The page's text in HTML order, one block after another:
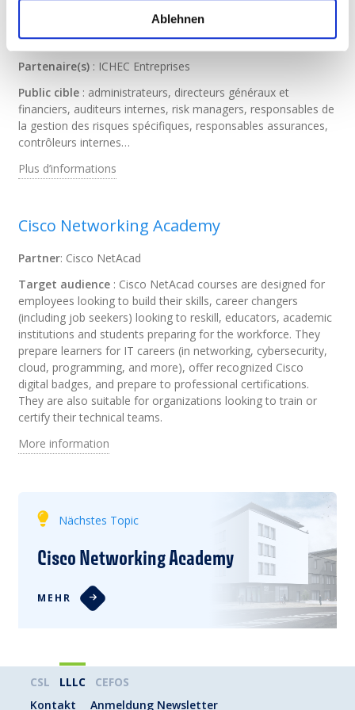
Ablehnen
Risk Management
Partenaire(s) : ICHEC Entreprises
Public cible : administrateurs, directeurs généraux et
financiers, auditeurs internes, risk managers, responsables de
la gestion des risques spécifiques, responsables assurances,
contrôleurs internes…
Plus d’informations
Cisco Networking Academy
Partner: Cisco NetAcad
Target audience : Cisco NetAcad courses are designed for
employees looking to build their skills, career changers
(including job seekers) looking to reskill, educators, academic
institutions and students preparing for the workforce. They
prepare learners for IT careers (in networking, cybersecurity,
cloud, programming, and more), offer recognized Cisco
digital badges, and prepare to professional certifications.
They are also suitable for organizations looking to train or
certify their technical teams.
More information
Nächstes Topic
Cisco Networking Academy
MEHR
CSL LLLC
CEFOS
Kontakt
Anmeldung Newsletter